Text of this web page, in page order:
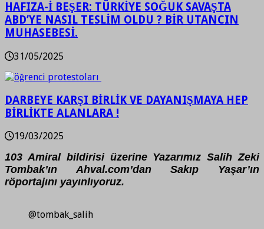
HAFIZA-İ BEŞER: TÜRKİYE SOĞUK SAVAŞTA
ABD’YE NASIL TESLİM OLDU ? BİR UTANCIN
MUHASEBESİ.
31/05/2025
DARBEYE KARŞI BİRLİK VE DAYANIŞMAYA HEP
BİRLİKTE ALANLARA !
19/03/2025
103 Amiral bildirisi üzerine Yazarımız Salih Zeki
Tombak’ın Ahval.com’dan Sakıp Yaşar’ın
röportajını yayınlıyoruz.
@tombak_salih